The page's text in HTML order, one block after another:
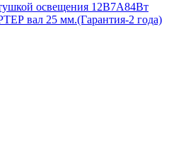
освещения 12В7А84Вт
вал 25 мм.(Гарантия-2 года)